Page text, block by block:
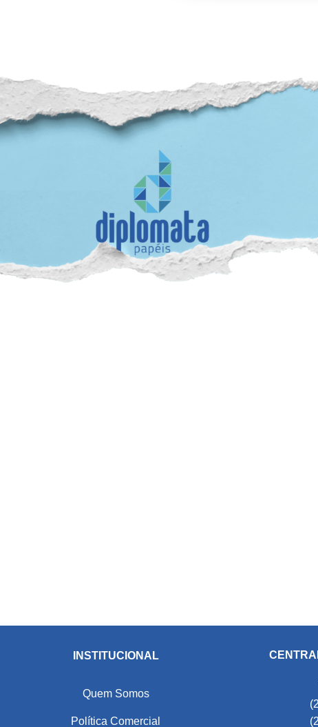
INSTITUCIONAL
Quem Somos
Política Comercial